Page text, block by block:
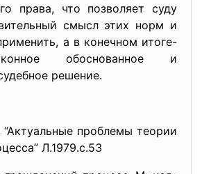
права, что позволяет суду
смысл этих норм и
а в конечном итоге-
обоснованное и
решение.
проблемы теории
Л.1979.с.53